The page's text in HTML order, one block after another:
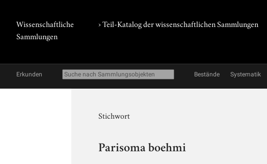
Wissenschaftliche
Sammlungen
› Teil-Katalog der wissenschaftlichen Sammlungen
Erkunden Bestände Systematik
Stichwort
Parisoma boehmi